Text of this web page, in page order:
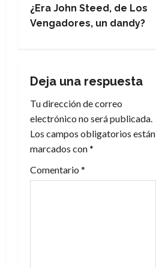
e
c
i
ó
n
¿Era John Steed, de Los
Vengadores, un dandy?
Deja una respuesta
Tu dirección de correo
electrónico no será publicada.
Los campos obligatorios están
marcados con*
Comentario *